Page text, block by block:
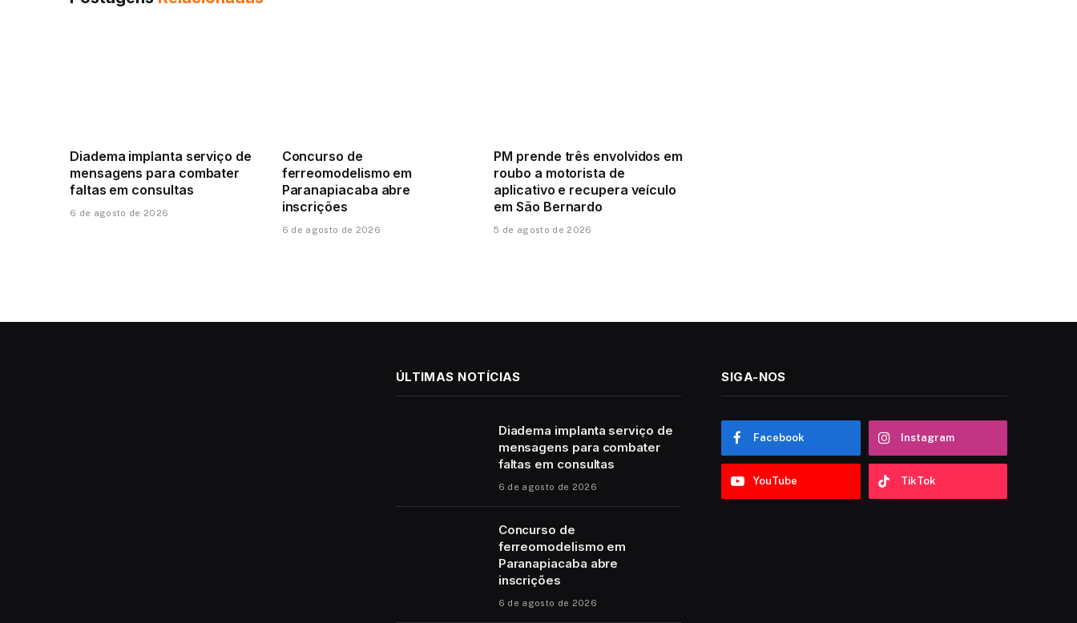
Diadema implanta serviço de
mensagens para combater
faltas em consultas
6 de agosto de 2026
Concurso de
ferreomodelismo em
Paranapiacaba abre
inscrições
6 de agosto de 2026
PM prende três envolvidos em
roubo a motorista de
aplicativo e recupera veículo
em São Bernardo
5 de agosto de 2026
ÚLTIMAS NOTÍCIAS
Diadema implanta serviço de
mensagens para combater
faltas em consultas
6 de agosto de 2026
Concurso de
ferreomodelismo em
Paranapiacaba abre
inscrições
6 de agosto de 2026
SIGA-NOS
Facebook Instagram
YouTube TikTok